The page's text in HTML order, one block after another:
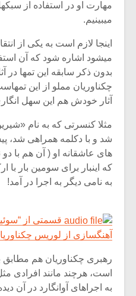
مهارت او در استفاده از
میبینیم.
اینجا لازم است به یکی از
میشود اشاره شود که آن
بدون ذکر سابقه این تمها در
چکناوریان مملو از این
آثار خودش هم این سهل
مثلا کنسرتی که به نام
شد و با دکلمه همراهی شد،
های عاشقانه او ( آن هم با
که اینبار برای سومین بار با
به نامی دیگر به اجرا در آمد!
قسمتی از
آهنگسازی از لوریس
رهبری چکناوریان هم
است، هرچند مانند افرادی
به اجراهای آوانگارد در آن